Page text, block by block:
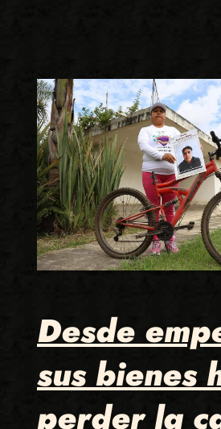
Desde
sus bienes
perder la